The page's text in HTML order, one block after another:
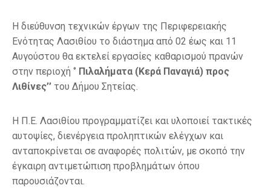
Η διεύθυνση τεχνικών έργων της Περιφερειακής
Ενότητας Λασιθίου το διάστημα από 02 έως και 11
Αυγούστου θα εκτελεί εργασίες καθαρισμού πρανών
στην περιοχή ‘’ Πιλαλήματα (Κερά Παναγιά) προς
Λιθίνες’’ του Δήμου Σητείας.
Η Π.Ε. Λασιθίου προγραμματίζει και υλοποιεί τακτικές
αυτοψίες, διενέργεια προληπτικών ελέγχων και
ανταποκρίνεται σε αναφορές πολιτών, με σκοπό την
έγκαιρη αντιμετώπιση προβλημάτων όπου
παρουσιάζονται.